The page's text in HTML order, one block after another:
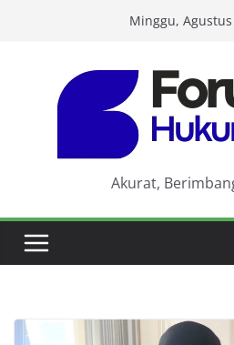
Minggu,
Akurat,